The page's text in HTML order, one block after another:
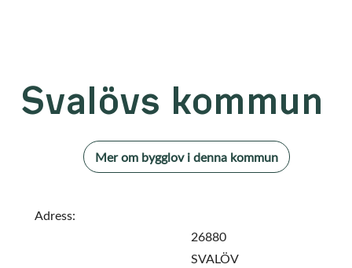
Svalövs kommun
Mer om bygglov i denna kommun
Adress:
26880
SVALÖV